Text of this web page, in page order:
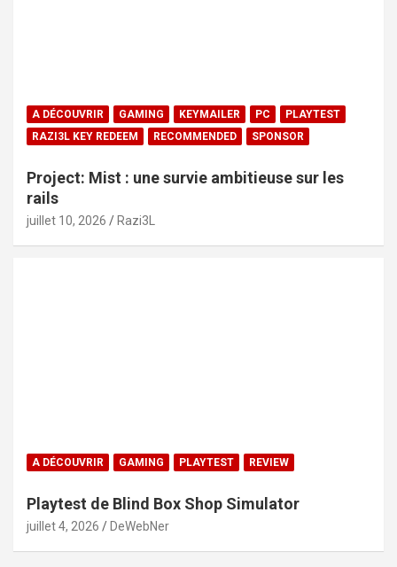
A DÉCOUVRIR GAMING KEYMAILER PC
PLAYTEST
RAZI3L KEY REDEEM
RECOMMENDED SPONSOR
Project: Mist : une survie ambitieuse sur les
rails
juillet 10, 2026 Razi3L
A DÉCOUVRIR GAMING PLAYTEST REVIEW
Playtest de Blind Box Shop Simulator
juillet 4, 2026 DeWebNer